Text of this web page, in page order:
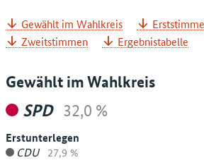
Gewählt im Wahlkreis
Zweitstimmen
Ergebnistabelle
Gewählt im Wahlkreis
SPD 32,0 %
Erstunterlegen
CDU 27,9 %